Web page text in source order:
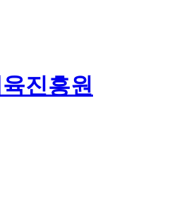
진흥원